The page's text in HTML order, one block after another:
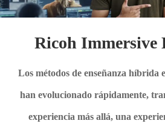
Ricoh Immersive
Los métodos de enseñanza híbrida
han evolucionado rápidamente,
experiencia más allá, una